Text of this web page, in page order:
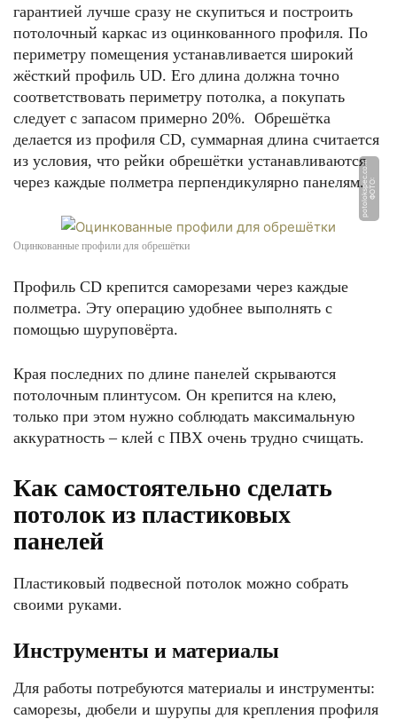
гарантией лучше сразу не скупиться и построить
потолочный каркас из оцинкованного профиля. По
периметру помещения устанавливается широкий
жёсткий профиль UD. Его длина должна точно
соответствовать периметру потолка, а покупать
следует с запасом примерно 20%. Обрешётка
делается из профиля CD, суммарная длина считается
из условия, что рейки обрешётки устанавливаются
через каждые полметра перпендикулярно панелям. Ф
О
Т
О:
p
o
t
ol
o
k
s
p
e
c.
c
o
m
Оцинкованные профили для обрешётки
Профиль CD крепится саморезами через каждые
полметра. Эту операцию удобнее выполнять с
помощью шуруповёрта.
Края последних по длине панелей скрываются
потолочным плинтусом. Он крепится на клею,
только при этом нужно соблюдать максимальную
аккуратность – клей с ПВХ очень трудно счищать.
Как самостоятельно сделать
потолок из пластиковых
панелей
Пластиковый подвесной потолок можно собрать
своими руками.
Инструменты и материалы
Для работы потребуются материалы и инструменты:
саморезы, дюбели и шурупы для крепления профиля